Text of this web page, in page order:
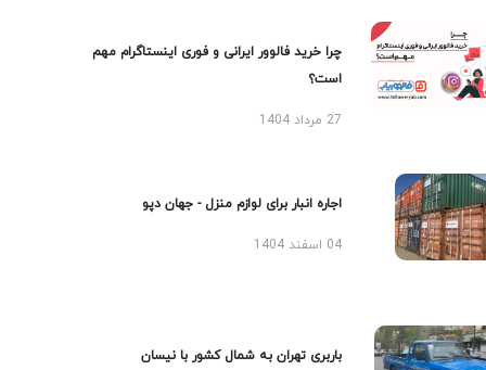
چرا خرید فالوور ایرانی و فوری اینستاگرام مهم
است؟
27 مرداد 1404
اجاره انبار برای لوازم منزل - جهان دپو
04 اسفند 1404
باربری تهران به شمال کشور با نیسان